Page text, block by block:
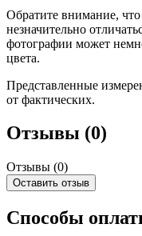
Обратите внимание,
незначительно
фотографии может
цвета.
Представленные
от фактических.
Отзывы (0)
Отзывы (0)
Оставить отзыв
Способы